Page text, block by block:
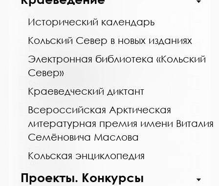
Исторический календарь
Кольский Север в новых изданиях
Электронная библиотека «Кольский
Север»
Краеведческий диктант
Всероссийская Арктическая
литературная премия имени Виталия
Семёновича Маслова
Кольская энциклопедия
Проекты. Конкурсы
www:
Название библиотеки:
МБ Кольского района, Териберская сельская
библиотека - филиал
МУК "МБ Кольского района"
Почтовый индекс:
184630
Город:
Улица, дом:
Пионерская, д. 7